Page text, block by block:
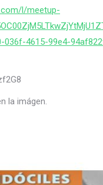
l/meetup-
4615-99e4-
la imágen.